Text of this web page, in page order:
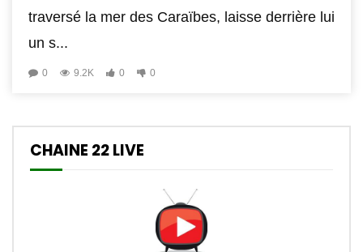
traversé la mer des Caraïbes, laisse derrière lui
un s...
0 9.2K 0 0
CHAINE 22 LIVE